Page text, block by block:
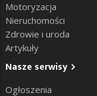
Motoryzacja
Nieruchomości
Zdrowie i uroda
Artykuły
Nasze serwisy
Ogłoszenia